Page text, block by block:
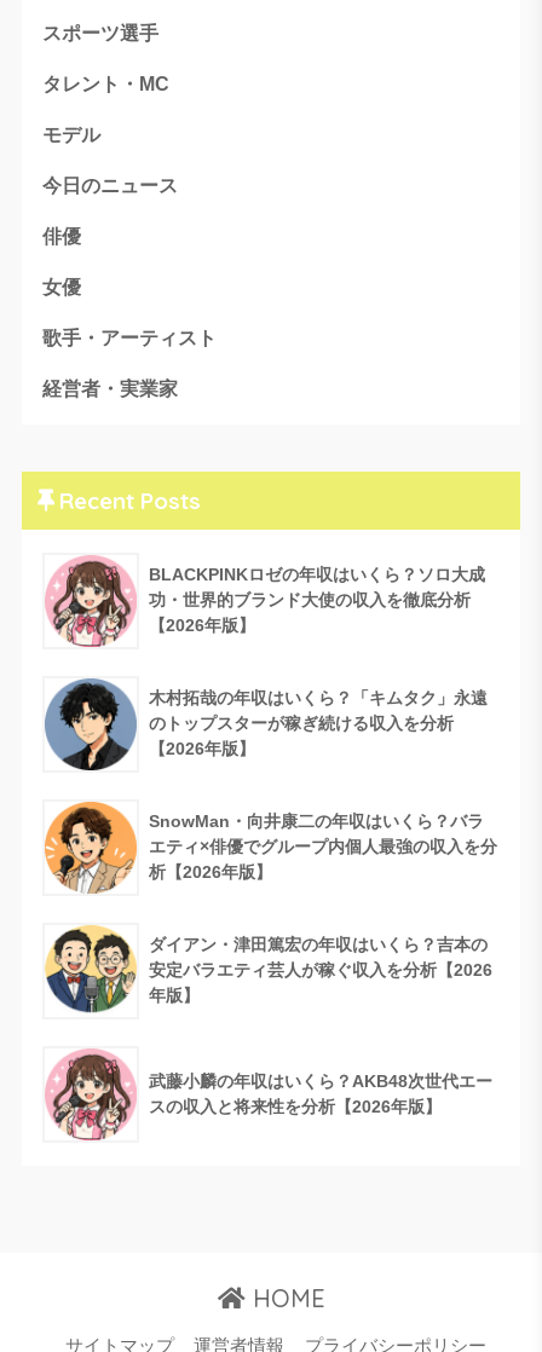
スポーツ選手
タレント・MC
モデル
今日のニュース
俳優
女優
歌手・アーティスト
経営者・実業家
Recent Posts
BLACKPINKロゼの年収はいくら？ソロ大成
功・世界的ブランド大使の収入を徹底分析
【2026年版】
木村拓哉の年収はいくら？「キムタク」永遠
のトップスターが稼ぎ続ける収入を分析
【2026年版】
SnowMan・向井康二の年収はいくら？バラ
エティ×俳優でグループ内個人最強の収入を分
析【2026年版】
ダイアン・津田篤宏の年収はいくら？吉本の
安定バラエティ芸人が稼ぐ収入を分析【2026
年版】
武藤小麟の年収はいくら？AKB48次世代エー
スの収入と将来性を分析【2026年版】
HOME
サイトマップ 運営者情報 プライバシーポリシー